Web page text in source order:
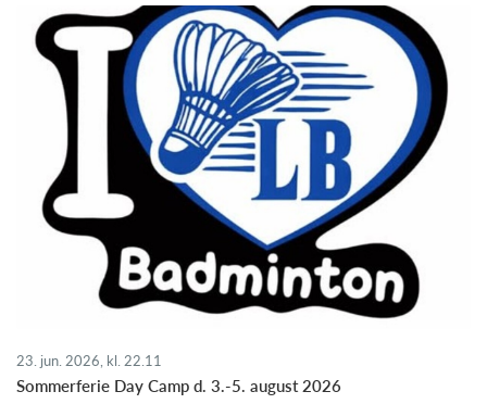
23. jun. 2026, kl. 22.11
Sommerferie Day Camp d. 3.-5. august 2026